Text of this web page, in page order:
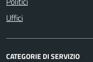
Uffici
CATEGORIE DI SERVIZIO